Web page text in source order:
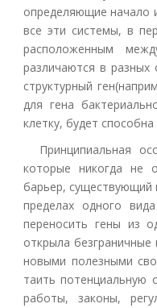
определяющие начало
все эти системы, в
расположенным
различаются в разных
структурный
для гена
клетку, будет
Принципиальная
которые никогда не
барьер, существующий
пределах одного
переносить гены из
открыла
новыми полезными
таить потенциальную
работы, законы,